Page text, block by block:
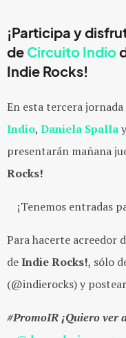
¡Participa y
de Circuito Indio
Indie Rocks!
En esta tercera
Indio, Daniela Spallay
presentarán mañana
Rocks!
¡Tenemos entradas
Para hacerte acreedor
deIndie Rocks!, sólo
(@indierocks) y
#PromoIR ¡Quiero ver